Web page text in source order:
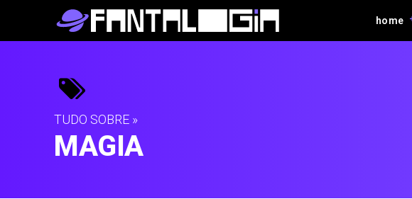
home
TUDO SOBRE »
MAGIA